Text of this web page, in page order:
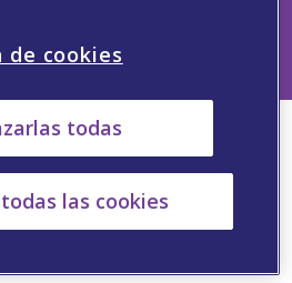
de cookies
todas
las cookies